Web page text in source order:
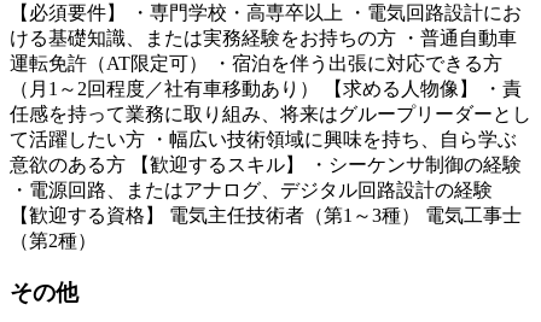
【必須要件】 ・専門学校・高専卒以上 ・電気回路設計にお
ける基礎知識、または実務経験をお持ちの方 ・普通自動車
運転免許（AT限定可） ・宿泊を伴う出張に対応できる方
（月1～2回程度／社有車移動あり） 【求める人物像】 ・責
任感を持って業務に取り組み、将来はグループリーダーとし
て活躍したい方 ・幅広い技術領域に興味を持ち、自ら学ぶ
意欲のある方 【歓迎するスキル】 ・シーケンサ制御の経験
・電源回路、またはアナログ、デジタル回路設計の経験
【歓迎する資格】 電気主任技術者（第1～3種） 電気工事士
（第2種）
その他